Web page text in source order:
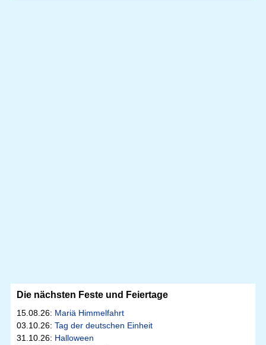
Die nächsten Feste und Feiertage
15.08.26: Mariä Himmelfahrt
03.10.26: Tag der deutschen Einheit
31.10.26: Halloween